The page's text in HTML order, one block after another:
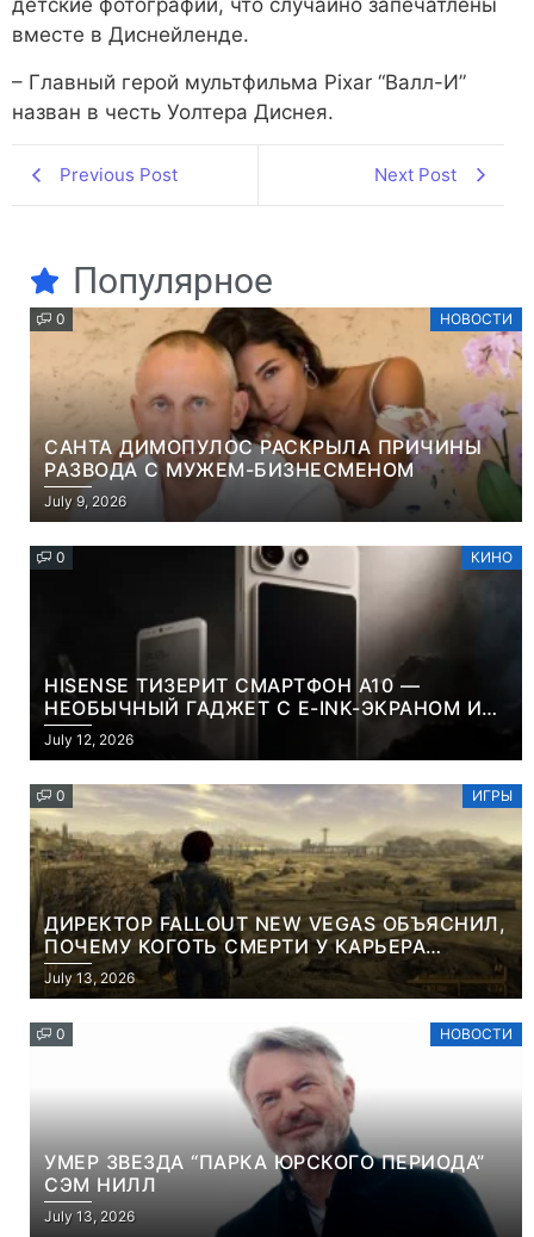
детские фотографии, что случайно запечатлены
вместе в Диснейленде.
– Главный герой мультфильма Pixar “Валл-И”
назван в честь Уолтера Диснея.
Previous Post Next Post
Популярное
0 НОВОСТИ
САНТА ДИМОПУЛОС РАСКРЫЛА ПРИЧИНЫ
РАЗВОДА С МУЖЕМ-БИЗНЕСМЕНОМ
July 9, 2026
0 КИНО
HISENSE ТИЗЕРИТ СМАРТФОН A10 —
НЕОБЫЧНЫЙ ГАДЖЕТ С E-INK-ЭКРАНОМ И
СЪЕМНОЙ LCD-ПАНЕЛЬЮ ДЛЯ ЦВЕТНОГО
КОНТЕНТА И СОЦСЕТЕЙ
July 12, 2026
0 ИГРЫ
ДИРЕКТОР FALLOUT NEW VEGAS ОБЪЯСНИЛ,
ПОЧЕМУ КОГОТЬ СМЕРТИ У КАРЬЕРА
НАМЕРЕННО СНОСИТ ВАМ ГОЛОВУ
July 13, 2026
0 НОВОСТИ
УМЕР ЗВЕЗДА “ПАРКА ЮРСКОГО ПЕРИОДА”
СЭМ НИЛЛ
July 13, 2026